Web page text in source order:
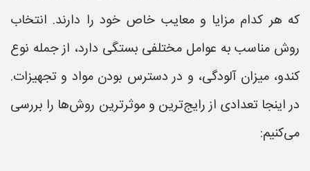
که هر کدام مزایا و معایب خاص خود را دارند. انتخاب
روش مناسب به عوامل مختلفی بستگی دارد، از جمله نوع
کندو، میزان آلودگی، و در دسترس بودن مواد و تجهیزات.
در اینجا تعدادی از رایج‌ترین و موثرترین روش‌ها را بررسی
می‌کنیم: